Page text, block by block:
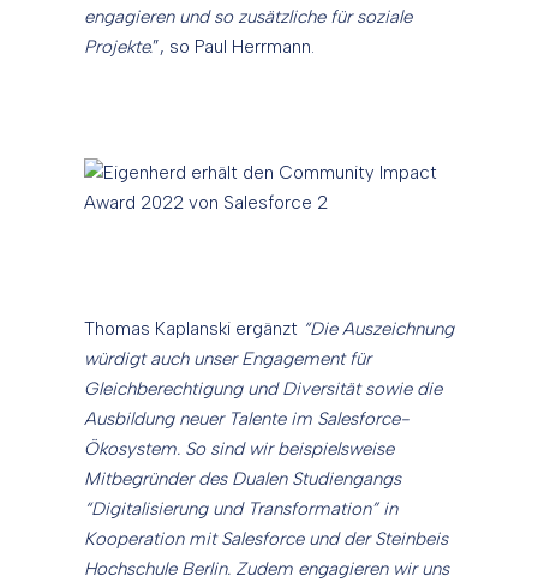
engagieren und so zusätzliche für soziale
Projekte.”, so Paul Herrmann.
Thomas Kaplanski ergänzt “Die Auszeichnung
würdigt auch unser Engagement für
Gleichberechtigung und Diversität sowie die
Ausbildungneuer Talente im Salesforce-
Ökosystem. So sind wir beispielsweise
Mitbegründer des Dualen Studiengangs
“Digitalisierung und Transformation” in
Kooperation mit Salesforce und der Steinbeis
Hochschule Berlin. Zudem engagieren wir uns